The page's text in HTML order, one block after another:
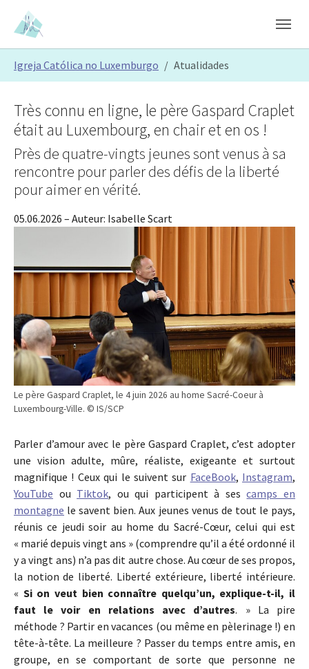
Skip to main content
Skip to page footer
Igreja Católica no Luxemburgo Atualidades
Le père Gaspard Craplet, le 4 juin 2026 au home Sacré-Coeur à
Luxembourg-Ville. © IS/SCP
Très connu en ligne, le père Gaspard Craplet
était au Luxembourg, en chair et en os !
Près de quatre-vingts jeunes sont venus à sa
rencontre pour parler des défis de la liberté
pour aimer en vérité.
05.06.2026 – Auteur: Isabelle Scart
Parler d’amour avec le père Gaspard Craplet, c’est adopter
une vision adulte, mûre, réaliste, exigeante et surtout
magnifique ! Ceux qui le suivent sur FaceBook, Instagram,
YouTube ou Tiktok, ou qui participent à sescamps en
montagne le savent bien. Aux jeunes venus de tout le pays,
réunis ce jeudi soir au home du Sacré-Cœur, celui qui est
« marié depuis vingt ans » (comprendre qu’il a été ordonné il
y a vingt ans) n’a pas dit autre chose. Au cœur de ses propos,
la notion de liberté. Liberté extérieure, liberté intérieure.
« Si on veut bien connaître quelqu’un, explique-t-il, il
faut le voir en relations avec d’autres. » La pire
méthode ? Partir en vacances (ou même en pèlerinage !) en
tête-à-tête. La meilleure ? Passer du temps entre amis, en
groupe, en se comportant de sorte que personne ne